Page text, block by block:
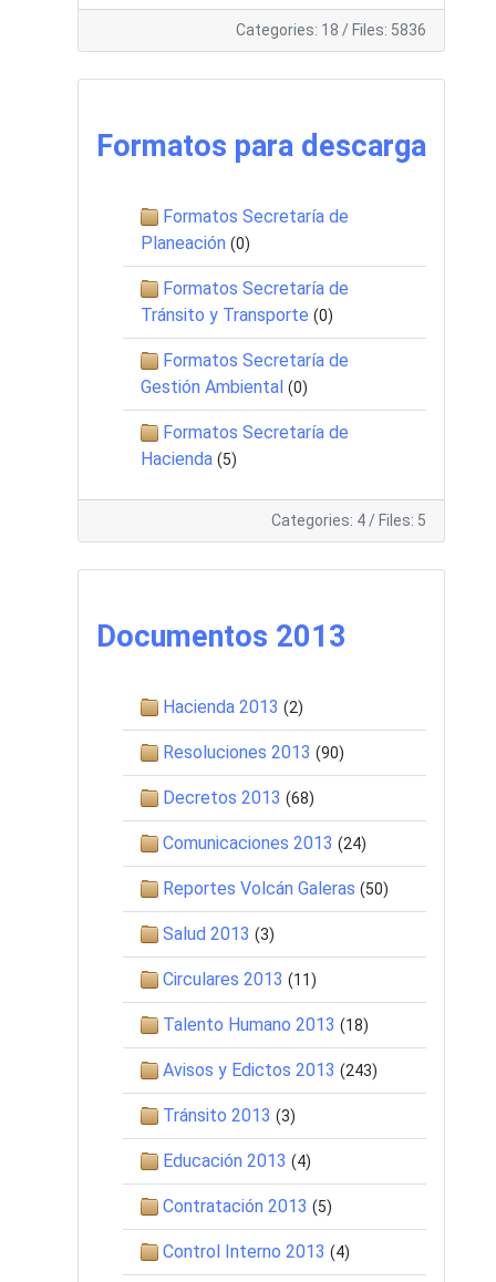
Categories: 18 / Files: 5836
Formatos para descarga
Formatos Secretaría de
Planeación (0)
Formatos Secretaría de
Tránsito y Transporte (0)
Formatos Secretaría de
Gestión Ambiental (0)
Formatos Secretaría de
Hacienda (5)
Categories: 4 / Files: 5
Documentos 2013
Hacienda 2013 (2)
Resoluciones 2013 (90)
Decretos 2013 (68)
Comunicaciones 2013 (24)
Reportes Volcán Galeras (50)
Salud 2013 (3)
Circulares 2013 (11)
Talento Humano 2013 (18)
Avisos y Edictos 2013 (243)
Tránsito 2013 (3)
Educación 2013 (4)
Contratación 2013 (5)
Control Interno 2013 (4)